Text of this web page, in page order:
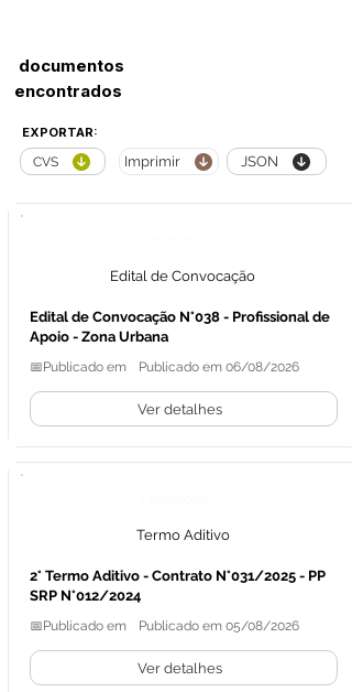
documentos
encontrados
EXPORTAR:
CVS
Imprimir JSON
Edital de Convocação
Edital de Convocação N°038 - Profissional de
Apoio - Zona Urbana
📅Publicado em Publicado em 06/08/2026
Ver detalhes
Termo Aditivo
2° Termo Aditivo - Contrato N°031/2025 - PP
SRP N°012/2024
📅Publicado em Publicado em 05/08/2026
Ver detalhes